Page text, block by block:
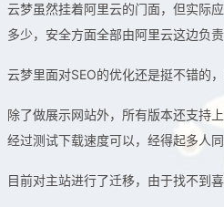
云梦虽然挂着阿里云的门面，但实际
多少，安全方面全部由阿里云这边负
云梦里面对SEO的优化还是挺不错的
除了做展示网站外，所有版本还支持
经过测试下载速度可以，经得起多人
目前对主站进行了迁移，由于找不到